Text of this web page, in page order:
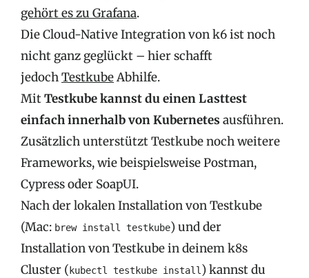
gehört es zu Grafana.
Die Cloud-Native Integration von k6 ist noch
nicht ganz geglückt – hier schafft
jedochTestkubeAbhilfe.
MitTestkube kannst du einen Lasttest
einfach innerhalb von Kubernetes ausführen.
Zusätzlich unterstützt Testkube noch weitere
Frameworks, wie beispielsweise Postman,
Cypress oder SoapUI.
Nach der lokalen Installation von Testkube
(Mac: brew install testkube) und der
Installation von Testkube in deinem k8s
Cluster ( kubectl testkube install ) kannst du